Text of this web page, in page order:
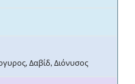
Δαβίδ, Διόνυσος